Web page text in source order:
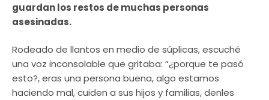
guardan los restos de muchas personas
asesinadas.
Rodeado de llantos en medio de súplicas, escuché
una voz inconsolable que gritaba: “¿porque te pasó
esto?, eras una persona buena, algo estamos
haciendo mal, cuiden a sus hijos y familias, denles